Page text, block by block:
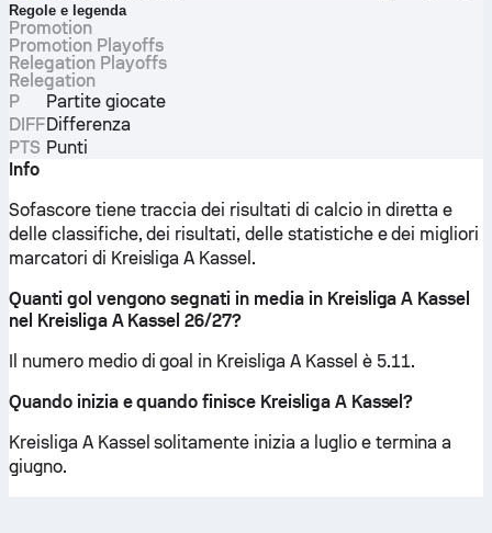
Regole e legenda
Promotion
Promotion Playoffs
Relegation Playoffs
Relegation
P
Partite giocate
DIFFDifferenza
PTS Punti
Info
Sofascore tiene traccia dei risultati di calcio in diretta e
delle classifiche, dei risultati, delle statistiche e dei migliori
marcatori di Kreisliga A Kassel.
Quanti gol vengono segnati in media in Kreisliga A Kassel
nel Kreisliga A Kassel 26/27?
Il numero medio di goal in Kreisliga A Kassel è 5.11.
Quando inizia e quando finisce Kreisliga A Kassel?
Kreisliga A Kassel solitamente inizia a luglio e termina a
giugno.